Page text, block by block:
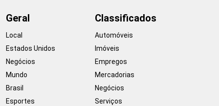
Geral
Local
Estados Unidos
Negócios
Mundo
Brasil
Esportes
Classificados
Automóveis
Imóveis
Empregos
Mercadorias
Negócios
Serviços